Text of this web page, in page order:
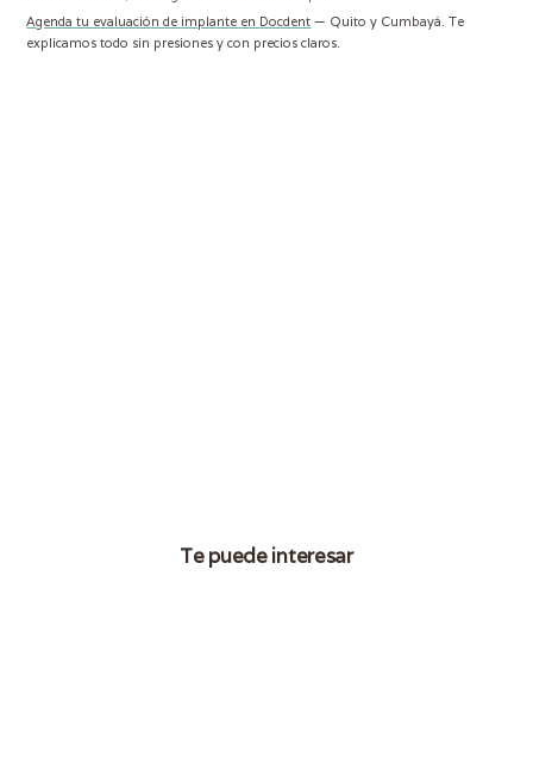
Agenda tu evaluación de implante en Docdent — Quito y Cumbayá. Te
explicamos todo sin presiones y con precios claros.
Te puede interesar